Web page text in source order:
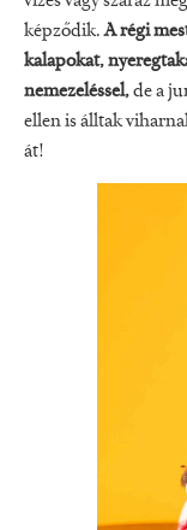
képződik.A régi
kalapokat,
nemezeléssel,de a
ellen is álltak
át!